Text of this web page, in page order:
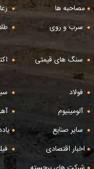
مصاحبه ها
سرب و روی
سنگ های قیمتی
فولاد
آلومینیوم
سایر صنایع
اخبار اقتصادی